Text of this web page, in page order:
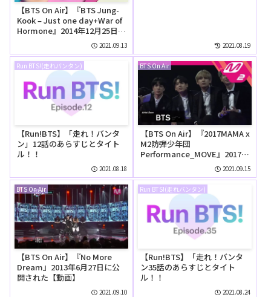
【BTS On Air】『BTS Jung-
Kook – Just one day+War of
Hormone』2014年12月25日
YouTubeに公開された【動
画】
2021.09.13 2021.08.19
Run BTS!(走れバンタン)
【Run!BTS】「走れ！バンタ
ン」12話のあらすじとタイト
ル！！
2021.08.18
BTS On Air
【BTS On Air】『2017MAMA x
M2防弾少年団
Performance_MOVE』2017年
12月2日YouTubeに公開された
【動画】
2021.09.15
BTS On Air
【BTS On Air】『No More
Dream』2013年6月27日に公
開された【動画】
2021.09.10
Run BTS!(走れバンタン)
【Run!BTS】「走れ！バンタ
ン35話のあらすじとタイト
ル！！
2021.08.24